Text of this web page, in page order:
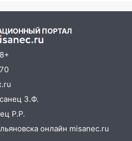
и старение
привычки
наш позвоночник
ловушек и
судьбы: гороскоп
ПОРТАЛ
З.Ф.
Р.Р.
онлайн misanec.ru